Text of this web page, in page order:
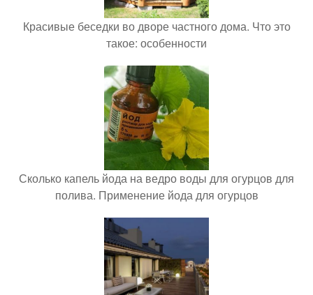
Красивые беседки во дворе частного дома. Что это
такое: особенности
Сколько капель йода на ведро воды для огурцов для
полива. Применение йода для огурцов